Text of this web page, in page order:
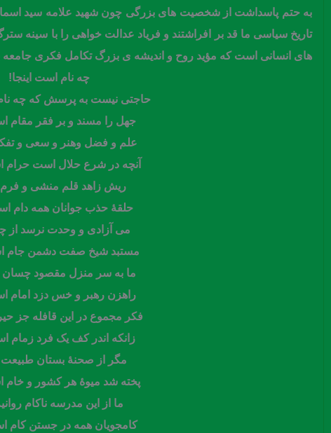
به حتم پاسداشت از شخصیت های بزرگی چون شهید علامه سید
تاریخ سیاسی ما قد بر افراشتند و فریاد عدالت خواهی را با سینه
های انسانی است که مؤید روح و اندیشه ی بزرگ تکامل فکری
چه نام است اینجا!
حاجتی نیست به پرسش که چه
جهل را مسند و بر فقر مقام
علم و فضل وهنر و سعی و
آنچه در شرع حلال است حرام
ریش زاهد قلم منشی و فرم
حلقۀ حذب جوانان همه دام
می آزادی و وحدت نرسد از
مستبد شیخ صفت دشمن جام
ما به سر منزل مقصود چسان
راهزن رهبر و خس دزد امام
فکر مجموع در این قافله جز
زانکه اندر کف یک فرد زمام
مگر از صحنۀ بستان طبیعت
پخته شد میوۀ هر کشور و خام
ما از این مدرسه ناکام
کامجویان همه در جستن کام